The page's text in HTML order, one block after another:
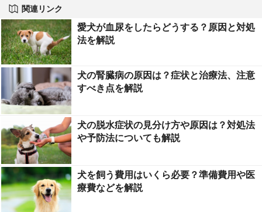
関連リンク
愛犬が血尿をしたらどうする？原因と対処
法を解説
犬の腎臓病の原因は？症状と治療法、注意
すべき点を解説
犬の脱水症状の見分け方や原因は？対処法
や予防法についても解説
犬を飼う費用はいくら必要？準備費用や医
療費などを解説